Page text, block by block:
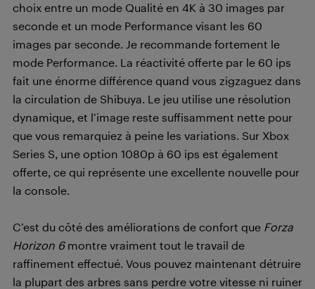
choix entre un mode Qualité en 4K à 30 images par
seconde et un mode Performance visant les 60
images par seconde. Je recommande fortement le
mode Performance. La réactivité offerte par le 60 ips
fait une énorme différence quand vous zigzaguez dans
la circulation de Shibuya. Le jeu utilise une résolution
dynamique, et l’image reste suffisamment nette pour
que vous remarquiez à peine les variations. Sur Xbox
Series S, une option 1080p à 60 ips est également
offerte, ce qui représente une excellente nouvelle pour
la console.
C’est du côté des améliorations de confort que Forza
Horizon 6montre vraiment tout le travail de
raffinement effectué. Vous pouvez maintenant détruire
la plupart des arbres sans perdre votre vitesse ni ruiner